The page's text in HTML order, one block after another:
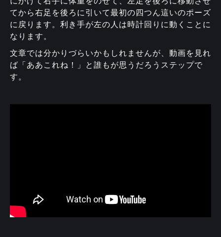
てから右足を後ろに引いて最初の四つん這いのポーズ
に戻ります。利き手が左の人は時計回りに動くことに
なります。
文章では分かりづらいかもしれませんが、動画を見れ
ば「ああこれね！」と誰もが思うだろうステップで
す。